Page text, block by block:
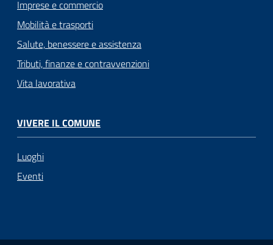
Imprese e commercio
Mobilità e trasporti
Salute, benessere e assistenza
Tributi, finanze e contravvenzioni
Vita lavorativa
VIVERE IL COMUNE
Luoghi
Eventi